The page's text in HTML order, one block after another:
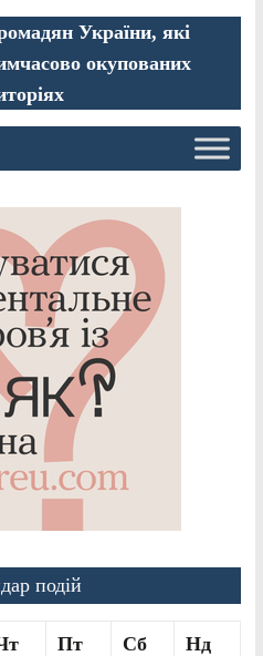
України, які
окупованих
подій
Пт Сб Нд